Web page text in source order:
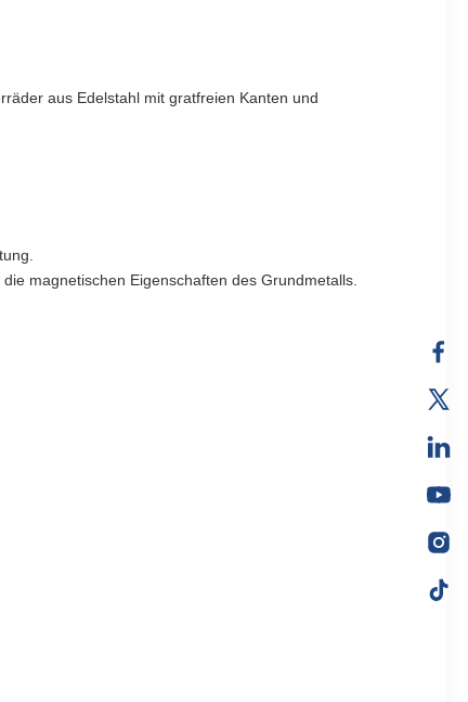
aus Edelstahl mit gratfreien Kanten und
magnetischen Eigenschaften des Grundmetalls.